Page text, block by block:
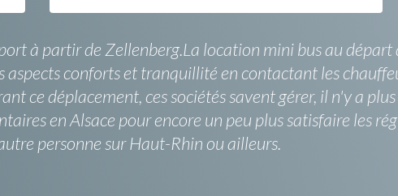
à partir de Zellenberg.La location mini bus au
conforts et tranquillité en contactant les
ce déplacement, ces sociétés savent gérer, il n'y a
en Alsace pour encore un peu plus satisfaire les
personne sur Haut-Rhin ou ailleurs.